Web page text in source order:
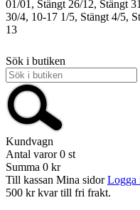
01/01, Stängt 26/12, Stängt
30/4, 10-17 1/5, Stängt 4/5,
13
Sök i butiken
Kundvagn
Antal varor 0 st
Summa 0 kr
Till kassan Mina sidor Logga
500 kr kvar till fri frakt.